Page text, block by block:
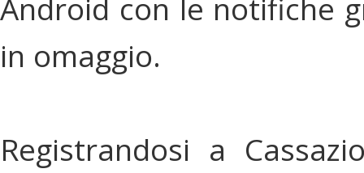
Android con le notifiche
in omaggio.
Registrandosi a